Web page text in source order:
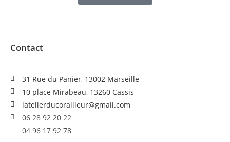
Contact
31 Rue du Panier, 13002 Marseille
10 place Mirabeau, 13260 Cassis
latelierducorailleur@gmail.com
06 28 92 20 22
04 96 17 92 78